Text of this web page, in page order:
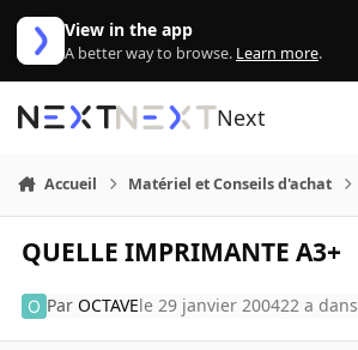
Aller au contenu
View in the app
A better way to browse. Learn more.
Next
Accueil Matériel et Conseils d'achat
QUELLE IMPRIMANTE A3+
ParOCTAVEle 29 janvier 200422 a dans